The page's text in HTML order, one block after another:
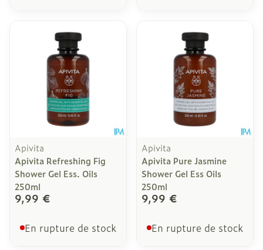
Apivita
Apivita Refreshing Fig
Shower Gel Ess. Oils
250ml
9,99 €
En rupture de stock
Apivita
Apivita Pure Jasmine
Shower Gel Ess Oils
250ml
9,99 €
En rupture de stock